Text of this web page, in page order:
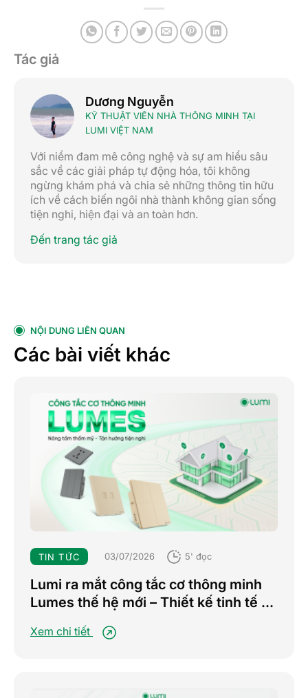
Tác giả
Dương Nguyễn
KỸ THUẬT VIÊN NHÀ THÔNG MINH TẠI
LUMI VIỆT NAM
Với niềm đam mê công nghệ và sự am hiểu sâu
sắc về các giải pháp tự động hóa, tôi không
ngừng khám phá và chia sẻ những thông tin hữu
ích về cách biến ngôi nhà thành không gian sống
tiện nghi, hiện đại và an toàn hơn.
Đến trang tác giả
NỘI DUNG LIÊN QUAN
Các bài viết khác
TIN TỨC 03/07/2026 5' đọc
Lumi ra mắt công tắc cơ thông minh
Lumes thế hệ mới – Thiết kế tinh tế –
Xem chi tiết